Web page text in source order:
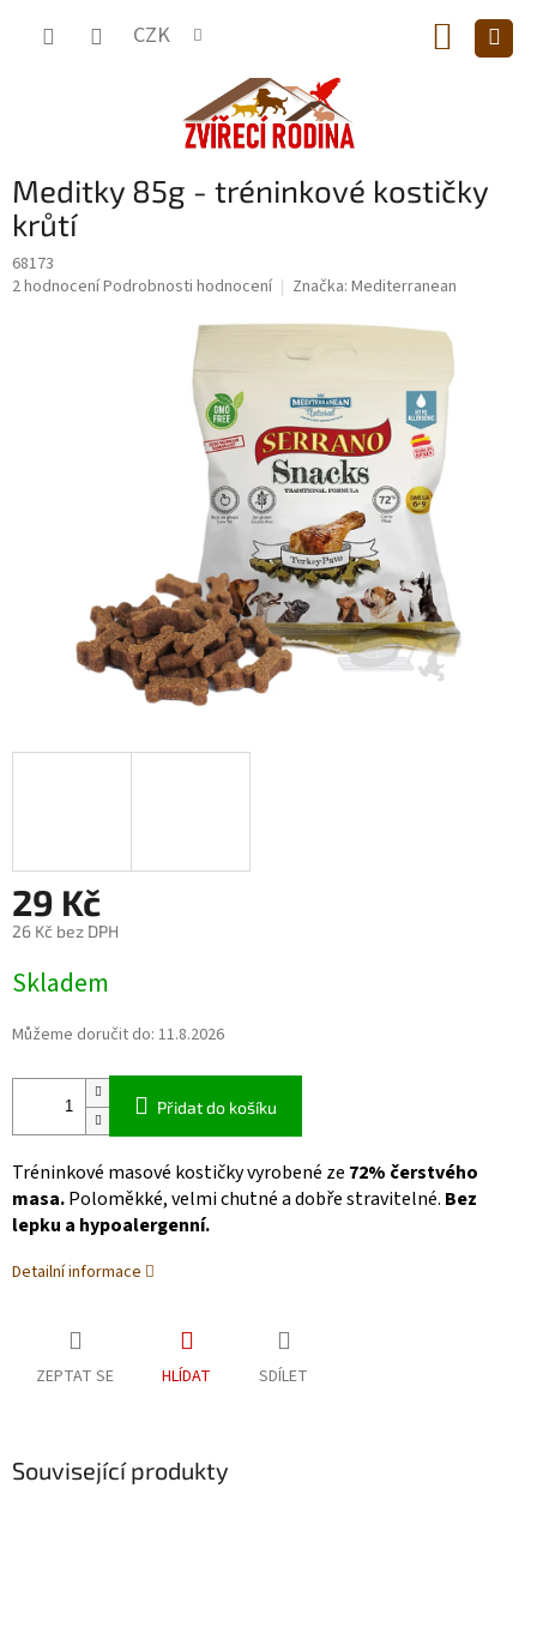
CZK
KOŠÍK
Meditky 85g - tréninkové kostičky
krůtí
68173
Průměrné
2 hodnoceníPodrobnosti hodnocení Značka: Mediterranean
29 Kč
26 Kč bez DPH
cena:
Skladem
Můžeme doručit do: 11.8.2026
Přidat do košíku
Tréninkové masové kostičky vyrobené ze 72% čerstvého
masa.Poloměkké, velmi chutné a dobře stravitelné. Bez
lepku a hypoalergenní.
Detailní informace
ZEPTAT SE HLÍDAT SDÍLET
Související produkty